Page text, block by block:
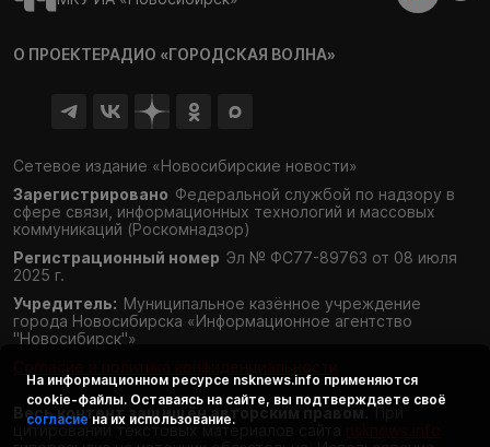
О ПРОЕКТЕРАДИО «ГОРОДСКАЯ ВОЛНА»
Сетевое издание «Новосибирские новости»
Зарегистрировано Федеральной службой по надзору в
сфере связи, информационных технологий и массовых
коммуникаций (Роскомнадзор)
Регистрационный номер Эл № ФС77-89763 от 08 июля
2025 г.
Учредитель: Муниципальное казённое учреждение
города Новосибирска «Информационное агентство
"Новосибирск"»
Весь контент защищён авторским правом. При
цитировании текстовых материалов сайта
На информационном ресурсе nsknews.info применяются
cookie-файлы. Оставаясь на сайте, вы подтверждаете своё
согласие на их использование.